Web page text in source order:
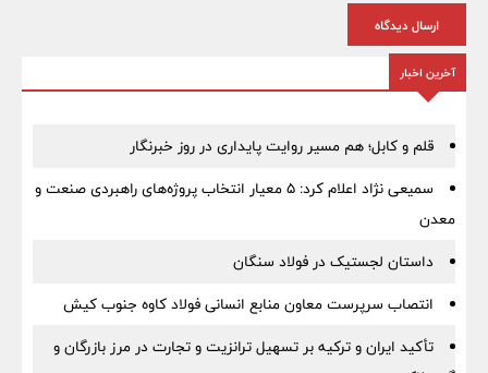
ارسال دیدگاه
آخرین اخبار
قلم و کابل؛ هم مسیر روایت پایداری در روز خبرنگار
سمیعی‌ نژاد اعلام کرد: 5 معیار انتخاب پروژه‌های راهبردی صنعت و
معدن
داستان لجستیک در فولاد سنگان
انتصاب سرپرست معاون منابع انسانی فولاد کاوه جنوب کیش
تأکید ایران و ترکیه بر تسهیل ترانزیت و تجارت در مرز بازرگان و